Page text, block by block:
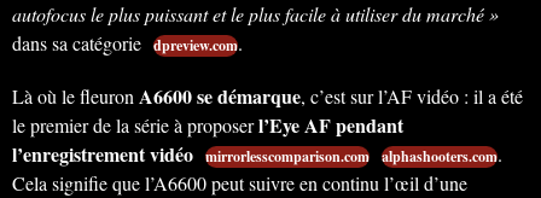
autofocus le plus puissant et le plus facile à utiliser du marché »
dans sa catégorie dpreview.com.
Là où le fleuronA6600 se démarque, c’est sur l’AF vidéo : il a été
le premier de la série à proposerl’Eye AF pendant
l’enregistrement vidéo mirrorlesscomparison.com alphashooters.com.
Cela signifie que l’A6600 peut suivre en continu l’œil d’une